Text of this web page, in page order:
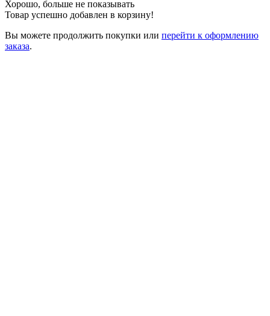
Хорошо, больше не показывать
Товар успешно добавлен в корзину!
Вы можете продолжить покупки или перейти к оформлению
заказа.